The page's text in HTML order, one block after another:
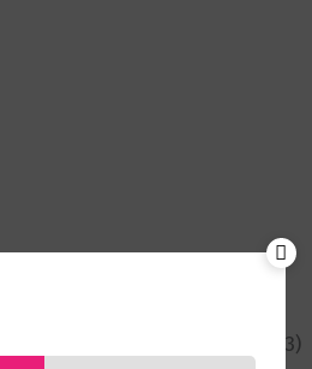
(53)